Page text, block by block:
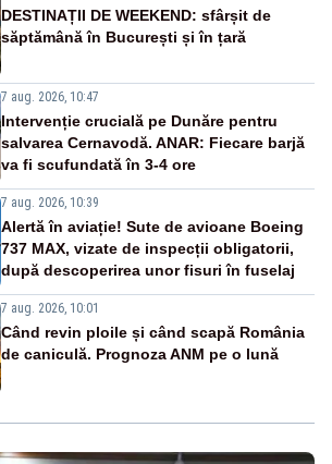
DESTINAȚII DE WEEKEND: sfârșit de
săptămână în București și în țară
7 aug. 2026, 10:47
Intervenție crucială pe Dunăre pentru
salvarea Cernavodă. ANAR: Fiecare barjă
va fi scufundată în 3-4 ore
7 aug. 2026, 10:39
Alertă în aviație! Sute de avioane Boeing
737 MAX, vizate de inspecții obligatorii,
după descoperirea unor fisuri în fuselaj
7 aug. 2026, 10:01
Când revin ploile și când scapă România
de caniculă. Prognoza ANM pe o lună